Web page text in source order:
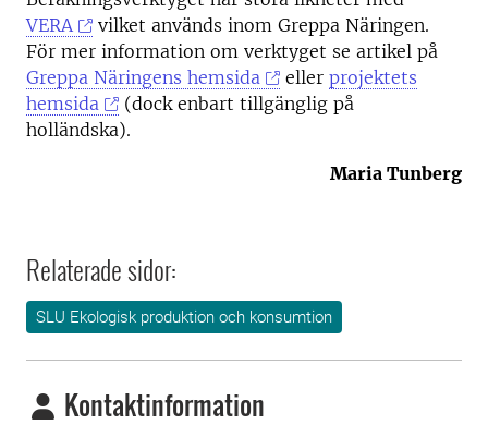
VERA
vilket används inom Greppa Näringen.
För mer information om verktyget se artikel på
Greppa Näringens hemsida
ellerprojektets
hemsida
(dock enbart tillgänglig på
holländska).
Maria Tunberg
Relaterade sidor:
SLU Ekologisk produktion och konsumtion
Kontaktinformation